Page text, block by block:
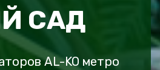
САД
AL-KO метро